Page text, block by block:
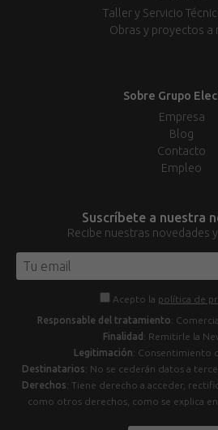
Taller y Servicio
Obras y proyectos a
Sobre Grupo
Empresa
Blog
Contacto
Empleo
Suscríbete a nuestra
Recibe nuestras novedades
Acepto la política de
Responsable del tratamiento:
Finalidad : Remitirle la
Legitimación: Consentimiento
Destinatarios: No se cederán datos a
Derechos: Tiene derecho a acceder,
como otros derechos, como se explica